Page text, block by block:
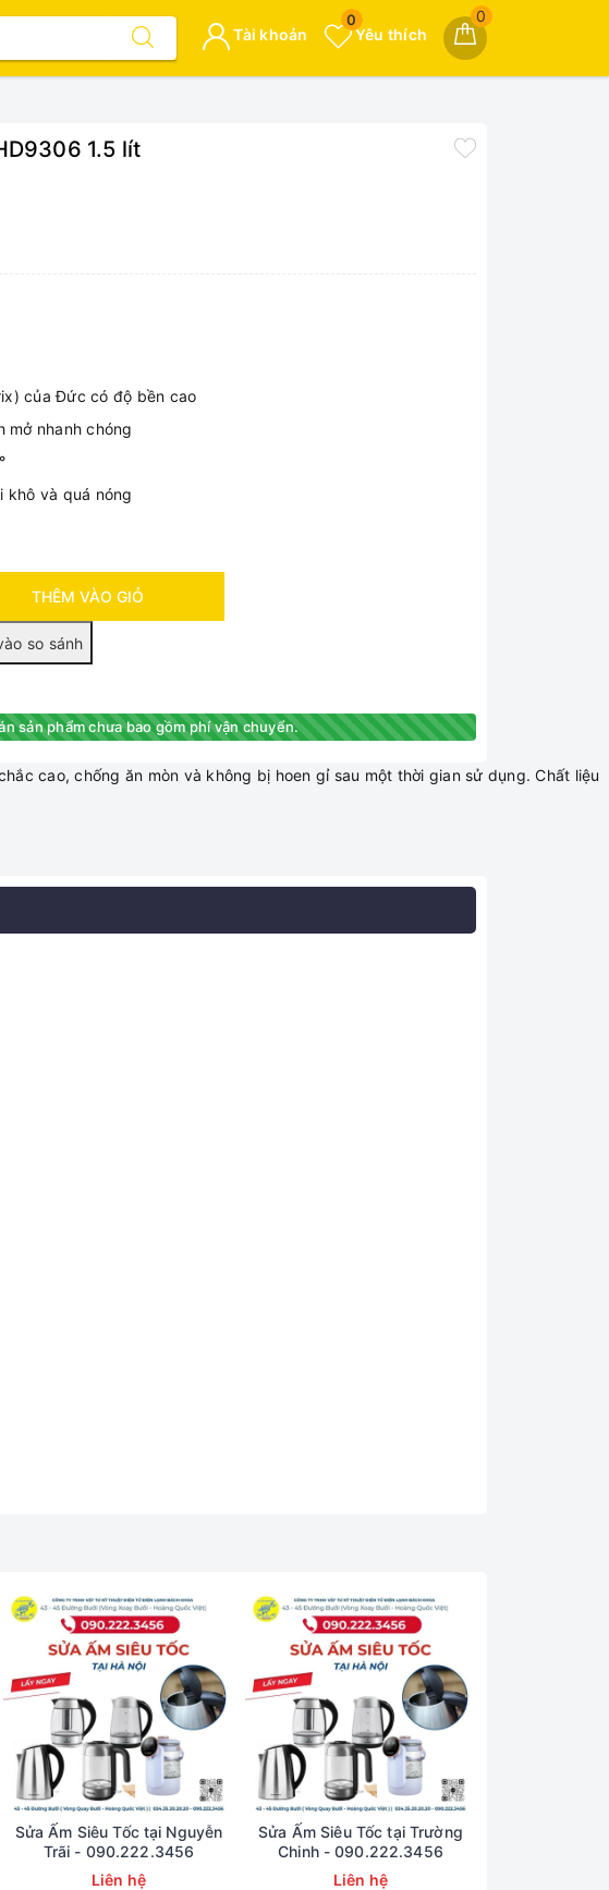
0
Yêu thích
0
Tài khoản
1.5 lít
của Đức có độ bền cao
mở nhanh chóng
khô và quá nóng
THÊM VÀO GIỎ
sản phẩm chưa bao gồm phí vận chuyển.
cao, chống ăn mòn và không bị hoen gỉ sau một thời gian sử dụng. Chất liệu
Sửa Ấm Siêu Tốc tại Nguyễn
Trãi - 090.222.3456
Liên hệ
Sửa Ấm Siêu Tốc tại Trường
Chinh - 090.222.3456
Liên hệ